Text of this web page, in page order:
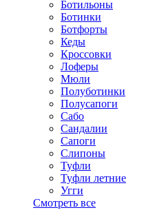
Ботильоны
Ботинки
Ботфорты
Кеды
Кроссовки
Лоферы
Мюли
Полуботинки
Полусапоги
Сабо
Сандалии
Сапоги
Слипоны
Туфли
Туфли летние
Угги
Смотреть все